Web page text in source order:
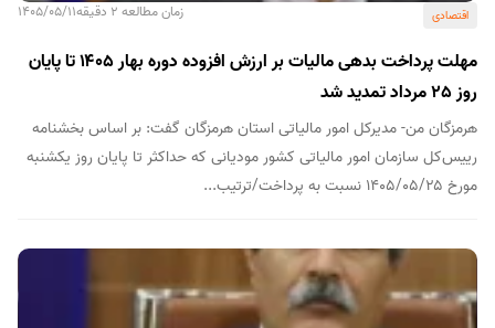
اقتصادی زمان مطالعه 2 دقیقه 1405/05/11
مهلت پرداخت بدهی مالیات بر ارزش افزوده دوره بهار ۱۴۰۵ تا پایان
روز 25 مرداد تمدید شد
هرمزگان من- مدیرکل امور مالیاتی استان هرمزگان گفت: بر اساس بخشنامه
رییس‌کل سازمان امور مالیاتی کشور مودیانی که حداکثر تا پایان روز یکشنبه
مورخ ۱۴۰۵/۰۵/۲۵ نسبت به پرداخت/ترتیب...